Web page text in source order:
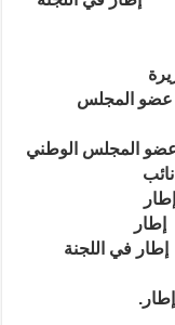
المجلس
الوطني
في اللجنة